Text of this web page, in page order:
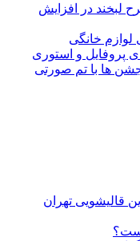
لبخند در افزایش
لوازم خانگی
پروفایل و استوری
جشن ها با تم صورتی
قالیشویی تهران